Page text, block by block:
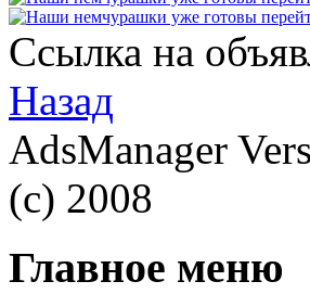
Ссылка на
Назад
AdsManager
(c) 2008
Главное меню